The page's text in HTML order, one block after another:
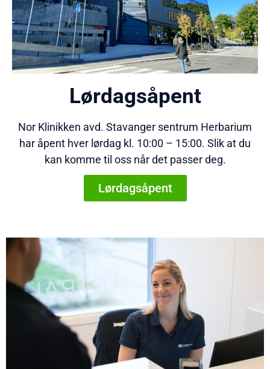
Lørdagsåpent
Nor Klinikken avd. Stavanger sentrum Herbarium
har åpent hver lørdag kl. 10:00 – 15:00. Slik at du
kan komme til oss når det passer deg.
Lørdagsåpent